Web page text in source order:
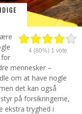
4(80%) 1 vote
for
mennesker –
om at have nogle
det kan også
på forsikringerne,
ekstra tryghed i